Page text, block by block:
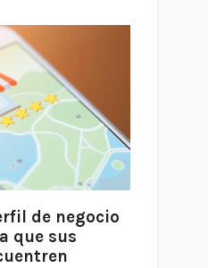
de negocio
que sus